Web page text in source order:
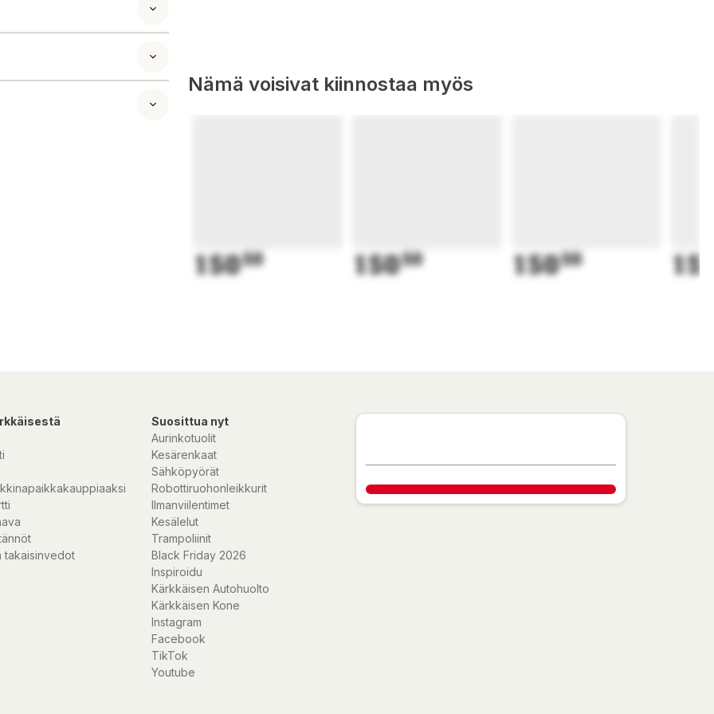
Nämä voisivat kiinnostaa myös
15050 15050 15050
takaisinvedot
Suosittua nyt
Aurinkotuolit
Kesärenkaat
Sähköpyörät
Robottiruohonleikkurit
Ilmanviilentimet
Kesälelut
Trampoliinit
Black Friday 2026
Inspiroidu
Kärkkäisen Autohuolto
Kärkkäisen Kone
Instagram
Facebook
TikTok
Youtube